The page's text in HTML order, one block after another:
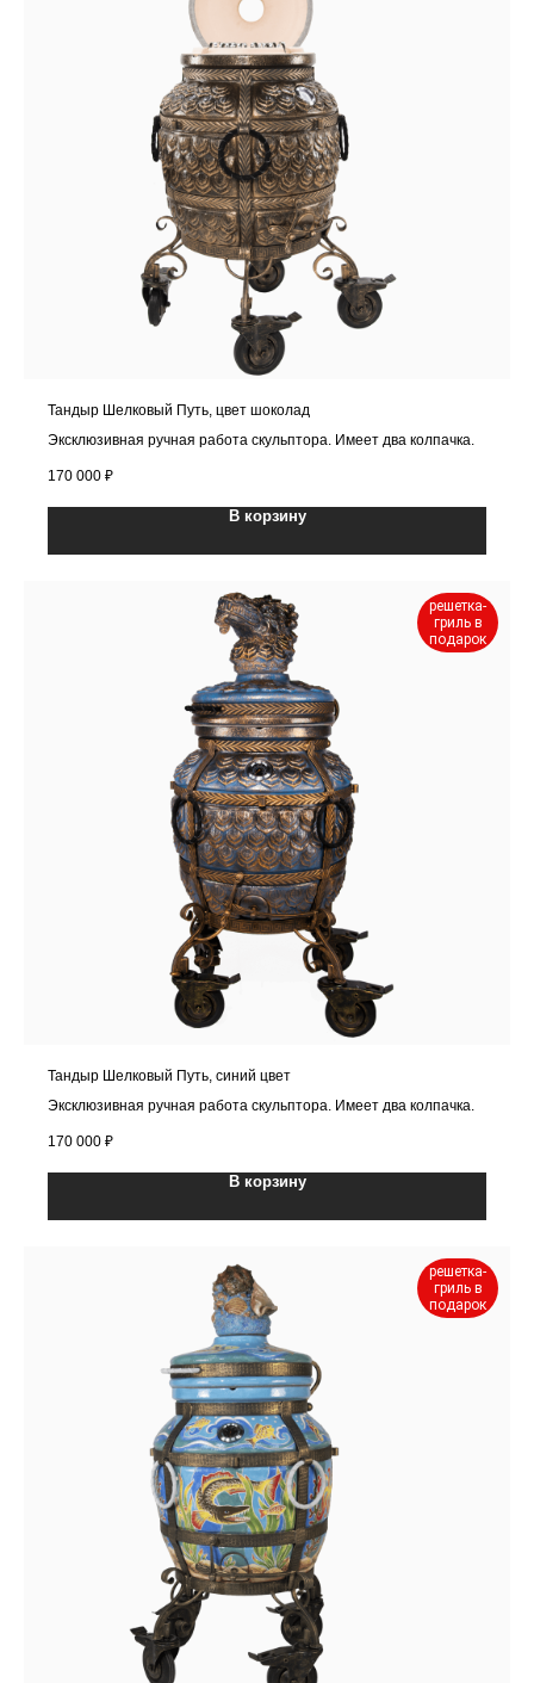
Тандыр Шелковый Путь, цвет шоколад
Эксклюзивная ручная работа скульптора. Имеет два колпачка.
170 000 ₽
В корзину
решетка-
гриль в
подарок
Тандыр Шелковый Путь, синий цвет
Эксклюзивная ручная работа скульптора. Имеет два колпачка.
170 000 ₽
В корзину
решетка-
гриль в
подарок